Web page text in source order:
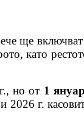
ще
като
но от 1
2026 г.